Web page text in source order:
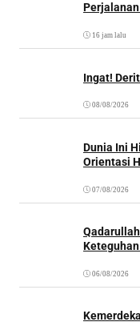
16 jam lalu
Ingat!
08/08/2026
Dunia Ini
Orientasi
07/08/2026
Qadarullah
06/08/2026